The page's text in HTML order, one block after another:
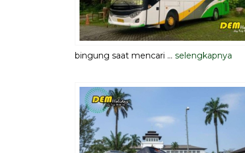
bingung saat mencari ... selengkapnya